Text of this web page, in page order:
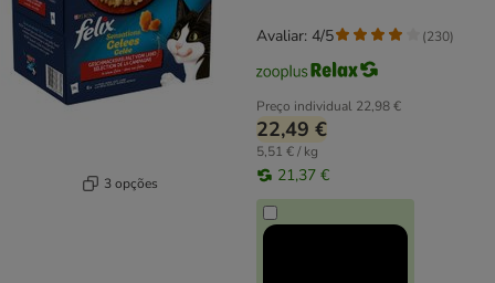
3 opções
Preço individual 22,98 €
22,49 €
5,51 € / kg
21,37 €
Avaliar: 4/5 (230)